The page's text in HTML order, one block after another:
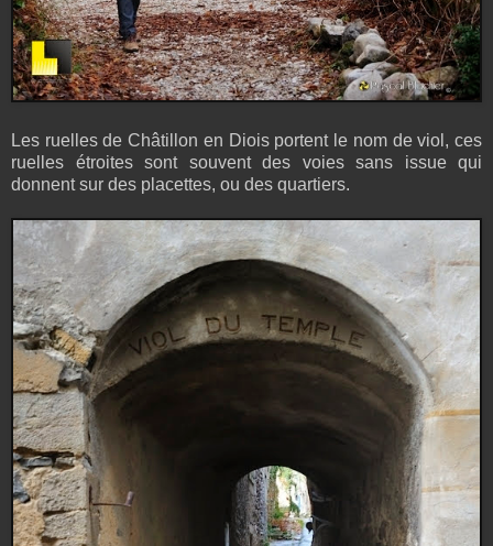
Les ruelles de Châtillon en Diois portent le nom de viol, ces
ruelles étroites sont souvent des voies sans issue qui
donnent sur des placettes, ou des quartiers.